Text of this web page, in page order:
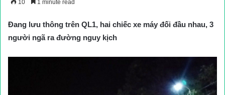
10 1 minute read
Đang lưu thông trên QL1, hai chiếc xe máy đối đầu nhau, 3
người ngã ra đường nguy kịch